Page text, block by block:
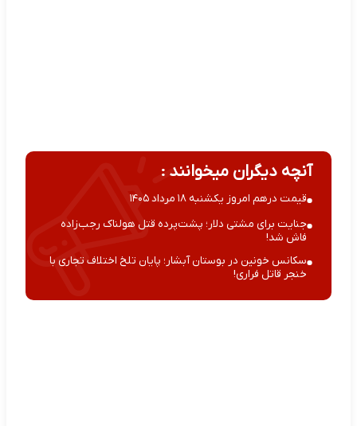
آنچه دیگران میخوانند :
قیمت درهم امروز یکشنبه ۱۸ مرداد ۱۴۰۵
جنایت برای مشتی دلار؛ پشت‌پرده قتل هولناک رجب‌زاده
فاش شد!
سکانس خونین در بوستان آبشار؛ پایان تلخ اختلاف تجاری با
خنجر قاتل فراری!